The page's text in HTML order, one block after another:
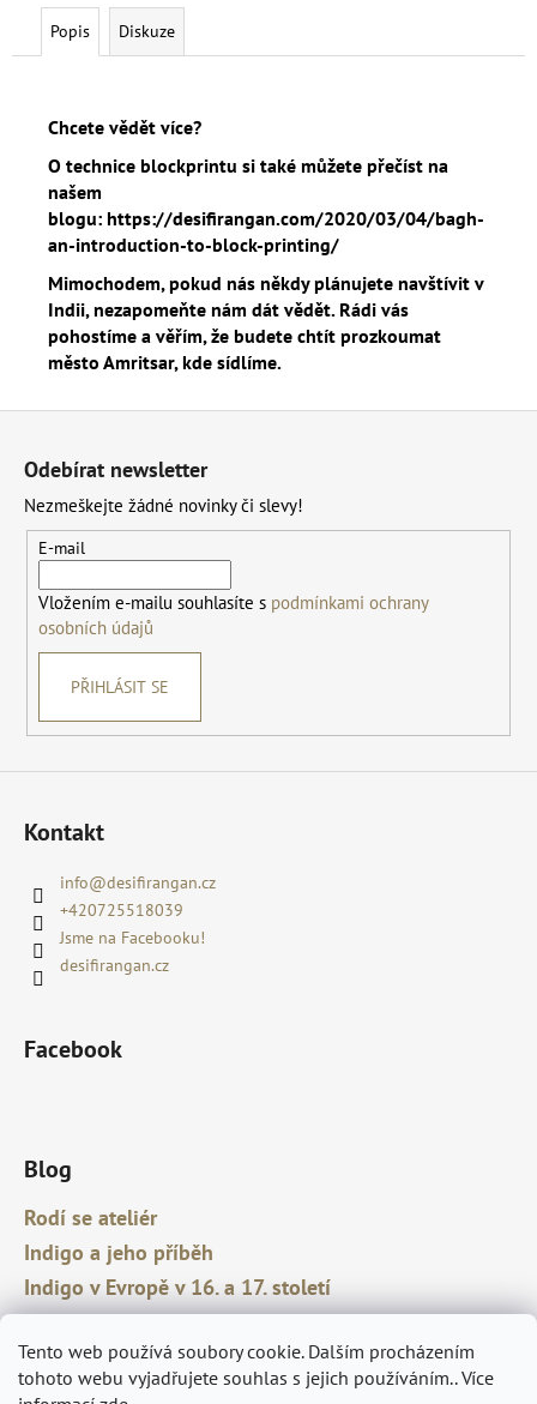
Tento web používá soubory cookie. Dalším procházením
tohoto webu vyjadřujete souhlas s jejich používáním.. Více
Popis Diskuze
Chcete vědět více?
O technice blockprintu si také můžete přečíst na
našem
blogu: https://desifirangan.com/2020/03/04/bagh-
an-introduction-to-block-printing/
Mimochodem, pokud nás někdy plánujete navštívit v
Indii, nezapomeňte nám dát vědět. Rádi vás
pohostíme a věřím, že budete chtít prozkoumat
město Amritsar, kde sídlíme.
Odebírat newsletter
Nezmeškejte žádné novinky či slevy!
E-mail
Vložením e-mailu souhlasíte s podmínkami ochrany
osobních údajů
PŘIHLÁSIT SE
Kontakt
info@desifirangan.cz
+420725518039
Jsme na Facebooku!
desifirangan.cz
Facebook
Blog
Rodí se ateliér
Indigo a jeho příběh
Indigo v Evropě v 16. a 17. století